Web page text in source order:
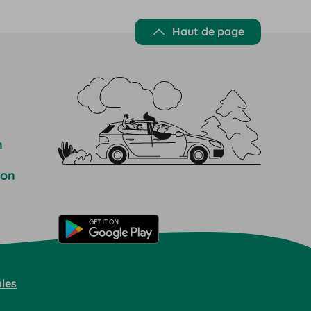
Haut de page